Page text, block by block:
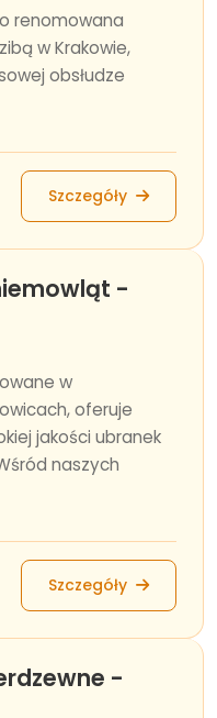
renomowana
w Krakowie,
obsłudze
Szczegóły
-
w
oferuje
jakości ubranek
naszych
Szczegóły
-